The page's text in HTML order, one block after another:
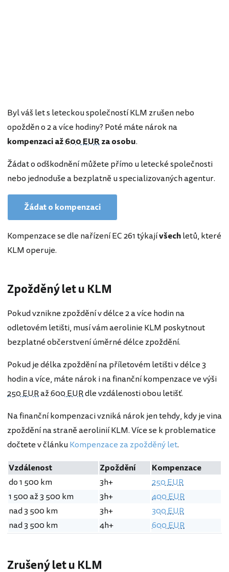
Byl váš let s leteckou společností KLM zrušen nebo
opožděn o 2 a více hodiny? Poté máte nárok na
kompenzaci až600 EURza osobu.
Žádat o odškodnění můžete přímo u letecké společnosti
nebo jednoduše a bezplatně u specializovaných agentur.
Žádat o kompenzaci
Kompenzace se dle nařízení EC 261 týkajívšechletů, které
KLM operuje.
Zpožděný let u KLM
Pokud vznikne zpoždění v délce 2 a více hodin na
odletovém letišti, musí vám aerolinie KLM poskytnout
bezplatné občerstvení úměrné délce zpoždění.
Pokud je délka zpoždění na příletovém letišti v délce 3
hodin a více, máte nárok i na finanční kompenzace ve výši
250 EURaž600 EURdle vzdálenosti obou letišť.
Na finanční kompenzaci vzniká nárok jen tehdy, kdy je vina
zpoždění na straně aerolinií KLM. Více se k problematice
dočtete v článkuKompenzace za zpožděný let.
Vzdálenost
Zpoždění
Kompenzace
do 1 500 km
3h+
250 EUR
1 500 až 3 500 km
3h+
400 EUR
nad 3 500 km
3h+
300 EUR
nad 3 500 km
4h+ 600 EUR
Zrušený let u KLM